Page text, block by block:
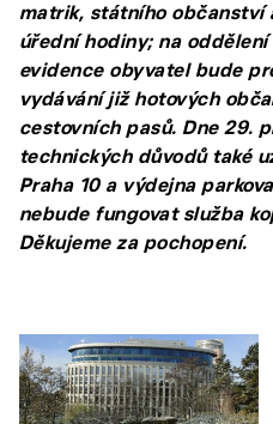
matrik, státního občanství
úřední hodiny; na
evidence obyvatel bude
vydávání již hotových
cestovních pasů. Dne 29.
technických důvodů také
Praha 10 a výdejna
nebude fungovat služba
Děkujeme za pochopení.